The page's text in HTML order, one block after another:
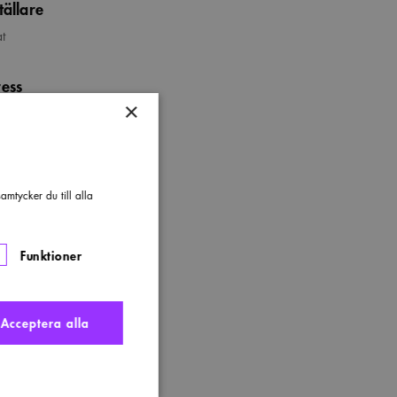
×
du till alla
Funktioner
Acceptera alla